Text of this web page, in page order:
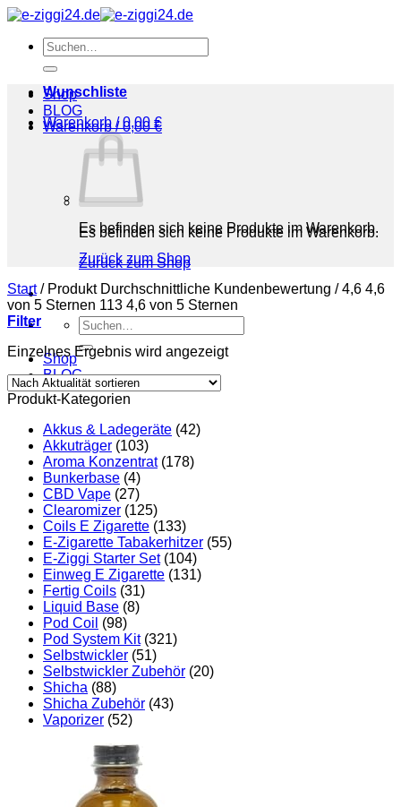
Zum
springenSuchen
nach:
Shop
BLOG
Warenkorb /0,00€
Es befinden sich keine Produkte im Warenkorb.
Zurück zum Shop
Suchen
nach:
Shop
BLOG
Wunschliste
Warenkorb /0,00 €
Es befinden sich keine Produkte im Warenkorb.
Zurück zum Shop
Start /Produkt Durchschnittliche Kundenbewertung /4,6 4,6
von 5 Sternen 113 4,6 von 5 Sternen
Filter
Einzelnes Ergebnis wird angezeigt
Produkt-Kategorien
Akkus & Ladegeräte (42)
Akkuträger (103)
Aroma Konzentrat (178)
Bunkerbase (4)
CBD Vape (27)
Clearomizer (125)
Coils E Zigarette (133)
E-Zigarette Tabakerhitzer (55)
E-Ziggi Starter Set (104)
Einweg E Zigarette (131)
Fertig Coils (31)
Liquid Base (8)
Pod Coil (98)
Pod System Kit (321)
Selbstwickler (51)
Selbstwickler Zubehör (20)
Shicha (88)
Shicha Zubehör (43)
Vaporizer (52)